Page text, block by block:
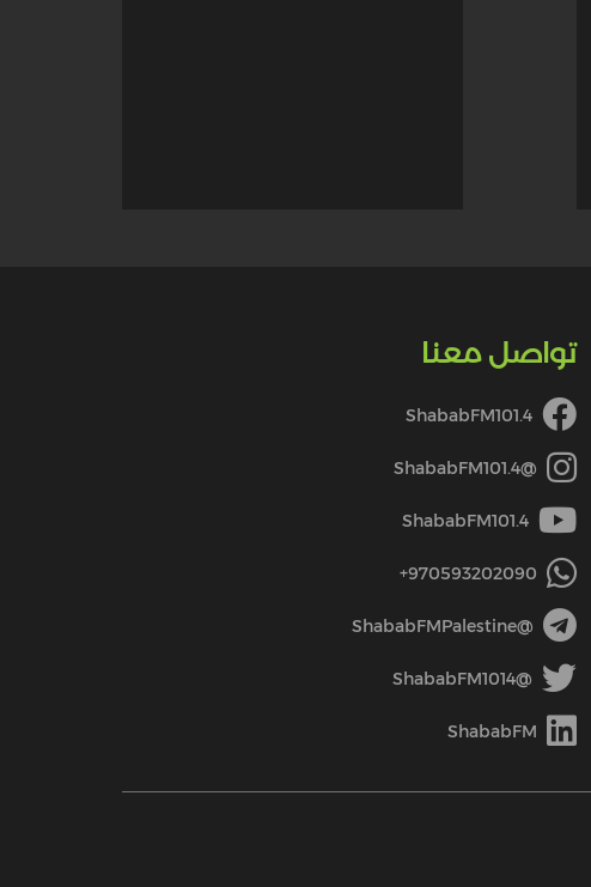
تواصل معنا
ShababFM101.4
@ShababFM101.4
ShababFM101.4
970593202090+
@ShababFMPalestine
@ShababFM1014
ShababFM